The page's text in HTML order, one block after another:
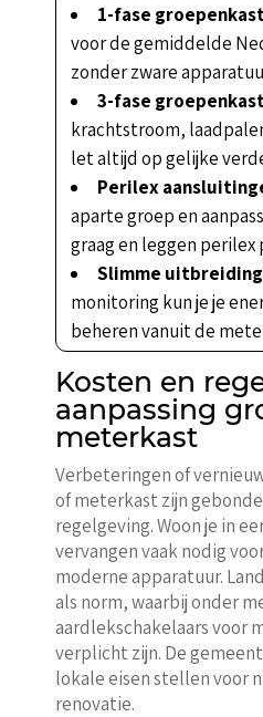
1-fase
voor de gemiddelde
zonder zware
3-fase
krachtstroom,
let altijd op gelijke
Perilex
aparte groep en
graag en leggen perilex
Slimme
monitoring kun je je
beheren vanuit de
Kosten en
aanpassing
meterkast
Verbeteringen of
of meterkast zijn
regelgeving. Woon je in
vervangen vaak nodig
moderne apparatuur.
als norm, waarbij onder
aardlekschakelaars voor
verplicht zijn. De
lokale eisen stellen voor
renovatie.